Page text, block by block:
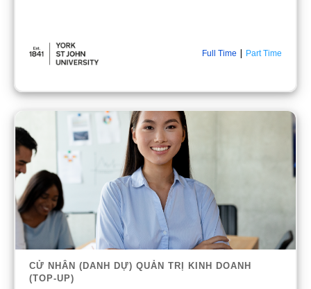
Full Time | Part Time
CỬ NHÂN (DANH DỰ) QUẢN TRỊ KINH DOANH
(TOP-UP)